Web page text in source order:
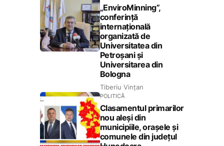
„EnviroMinning”,
conferință
internațională
organizată de
Universitatea din
Petroșani și
Universitarea din
Bologna
Tiberiu Vințan
POLITICĂ
Clasamentul primarilor
nou aleși din
municipiile, orașele și
comunele din județul